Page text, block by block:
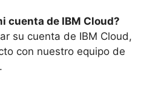
cuenta de IBM Cloud?
su cuenta de IBM Cloud,
con nuestro equipo de